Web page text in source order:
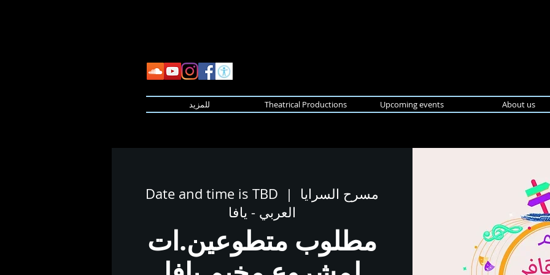
About us
Upcoming events
Theatrical Productions للمزيد
Date and time is TBD
  |
مسرح السرايا
العربي - يافا
مطلوب متطوعين.ات